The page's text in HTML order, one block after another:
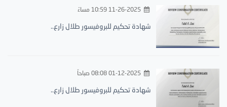
11-26-2025 10:59 مساءً
شهادة تحكيم للبروفيسور طلال زارع..
01-12-2025 08:08 صباحاً
شهادة تحكيم للبروفيسور طلال زارع..